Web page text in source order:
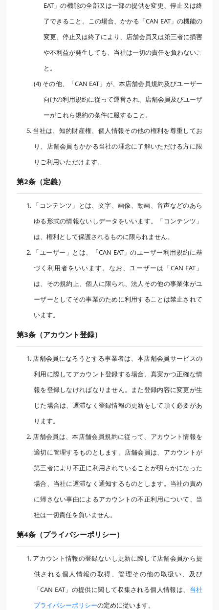
EAT」の機能の全部又は一部の提供を変更、停止又は終
了できること。この場合、かかる「CAN EAT」の機能の
変更、停止又は終了により、店舗会員又は第三者に損害
や不利益が発生しても、当社は一切の責任を負わないこ
と。
(4) その他、「CAN EAT」が、本店舗会員規約及びユーザー
向けの利用規約に従って運営され、店舗会員及びユーザ
ーがこれら規約の条件に服すること。
5. 当社は、知的財産権、個人情報その他の権利を尊重してお
り、店舗会員もかかる当社の理念に了解いただける方に限
りご利用いただけます。
第2条（定義）
1. 「コンテンツ」とは、文字、画像、動画、音声などのあら
ゆる形式の情報ないしデータをいいます。「コンテンツ」
は、権利として保護されるものに限られません。
2. 「ユーザー」とは、「CAN EAT」のユーザー利用規約に基
づく利用者をいいます。なお、ユーザーは「CAN EAT」
は、その規約上、個人に限られ、法人その他の事業体がユ
ーザーとしてその事業のために利用することは禁止されて
います。
第3条（アカウント登録）
1. 店舗会員になろうとする事業者は、本店舗会員サービスの
利用に際してアカウント登録する場合、真実かつ正確な情
報を登録しなければなりません。また登録内容に変更が生
じた場合は、遅滞なく登録情報の更新をして頂く必要があ
ります。
2. 店舗会員は、本店舗会員規約に従って、アカウント情報を
適切に管理するものとします。店舗会員は、アカウントが
第三者により不正に利用されていることが明らかになった
場合、当社に遅滞なく通知するものとします。当社の責め
に帰さない事由によるアカウントの不正利用について、当
社は一切責任を負いません。
第4条（プライバシーポリシー）
1. アカウント情報の登録ないし更新に際して店舗会員から提
供される個人情報の取得、管理その他の取扱い、及び
「CAN EAT」の提供に関して収集される個人情報は、 当社
プライバシーポリシーの定めに従います。